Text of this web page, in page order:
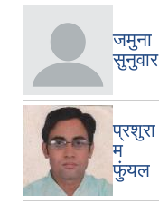
जमुना
सुनुवार
प्रशुरा
म
फुंयल